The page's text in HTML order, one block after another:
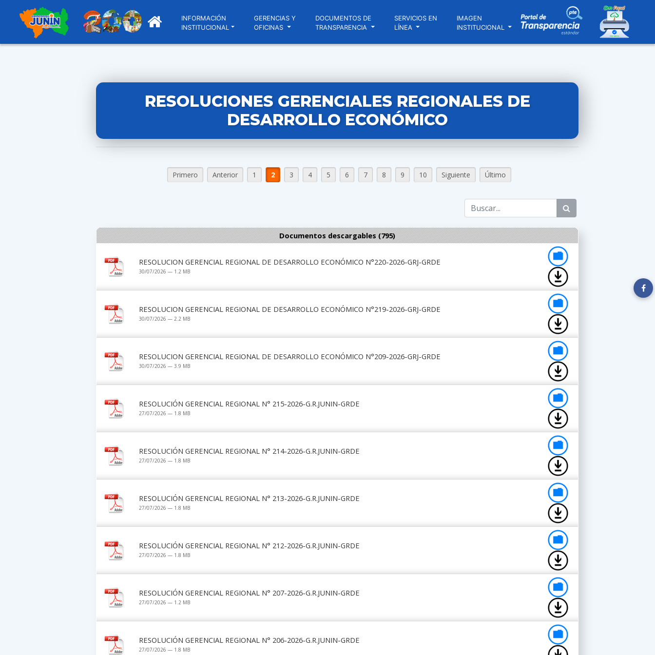
INFORMACIÓN
INSTITUCIONAL
GERENCIAS Y
OFICINAS
DOCUMENTOS DE
TRANSPARENCIA
SERVICIOS EN
LÍNEA
IMAGEN
INSTITUCIONAL
RESOLUCIONES GERENCIALES REGIONALES DE
DESARROLLO ECONÓMICO
Primero Anterior 1 2 3 4 5 6 7 8 9 10 Siguiente Último
Documentos descargables (795)
RESOLUCION GERENCIAL REGIONAL DE DESARROLLO ECONÓMICO N°220-2026-GRJ-GRDE
30/07/2026 — 1.2 MB
RESOLUCION GERENCIAL REGIONAL DE DESARROLLO ECONÓMICO N°219-2026-GRJ-GRDE
30/07/2026 — 2.2 MB
RESOLUCION GERENCIAL REGIONAL DE DESARROLLO ECONÓMICO N°209-2026-GRJ-GRDE
30/07/2026 — 3.9 MB
RESOLUCIÓN GERENCIAL REGIONAL N° 215-2026-G.R.JUNIN-GRDE
27/07/2026 — 1.8 MB
RESOLUCIÓN GERENCIAL REGIONAL N° 214-2026-G.R.JUNIN-GRDE
27/07/2026 — 1.8 MB
RESOLUCIÓN GERENCIAL REGIONAL N° 213-2026-G.R.JUNIN-GRDE
27/07/2026 — 1.8 MB
RESOLUCIÓN GERENCIAL REGIONAL N° 212-2026-G.R.JUNIN-GRDE
27/07/2026 — 1.8 MB
RESOLUCIÓN GERENCIAL REGIONAL N° 207-2026-G.R.JUNIN-GRDE
27/07/2026 — 1.2 MB
RESOLUCIÓN GERENCIAL REGIONAL N° 206-2026-G.R.JUNIN-GRDE
27/07/2026 — 1.8 MB